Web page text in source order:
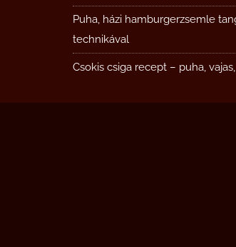
Puha, házi hamburgerzsemle
technikával
Csokis csiga recept – puha,